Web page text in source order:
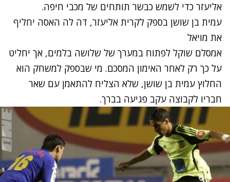
אליעזר כדי לשמש כבשר תותחים של מכבי חיפה.
עמית בן שושן בספק לקרית אליעזר, דה לה האסה יחליף
את מויאל
אמסלם שוקל לפתוח במערך של שלושה בלמים, אך יחליט
על כך רק לאחר האימון המסכם. מי שבספק למשחק הוא
החלוץ עמית בן שושן, שלא הצליח להתאמן עם שאר
חבריו לקבוצה עקב פגיעה בברך.